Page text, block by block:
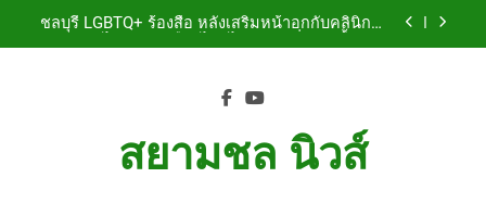
ชลบุรี LGBTQ+ ร้องสื่อ หลังเสริมหน้าอกกับคลินิกชื่อ
ก่อนพบเป็นศพเปลือยยัดกระเป๋า ทิ้งริมทางรถไฟ รวบ
คาสนามบินขณะเตรียมบินกลับประเทศ
ล้าน ปรับ ห้องประชุม–ห้องผู้บริหาร
ชลบุรี นทท.ฟินแลนด์ขี่จยย.หนีตายขึ้นโรงพักพัทยา
สยามชล นิวส์